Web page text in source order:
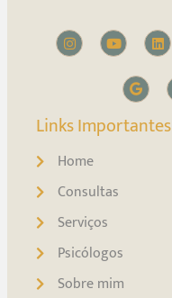
Links Importantes
Home
Consultas
Serviços
Psicólogos
Sobre mim